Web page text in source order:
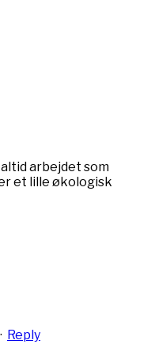
arbejdet som
et lille økologisk
· Reply